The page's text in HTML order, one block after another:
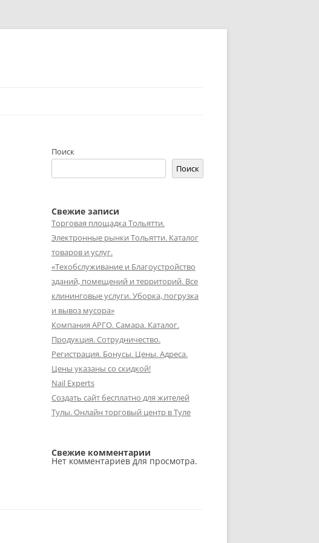
Поиск
Поиск
Свежие записи
Торговая площадка Тольятти.
Электронные рынки Тольятти. Каталог
товаров и услуг.
«Техобслуживание и Благоустройство
зданий, помещений и территорий. Все
клининговые услуги. Уборка, погрузка
и вывоз мусора»
Компания АРГО. Самара. Каталог.
Продукция. Сотрудничество.
Регистрация. Бонусы. Цены. Адреса.
Цены указаны со скидкой!
Nail Experts
Создать сайт бесплатно для жителей
Тулы. Онлайн торговый центр в Туле
Свежие комментарии
Нет комментариев для просмотра.